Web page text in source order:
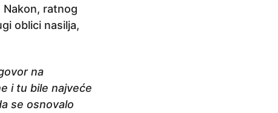
ratnog
oblici nasilja,
na
i tu bile najveće
se osnovalo